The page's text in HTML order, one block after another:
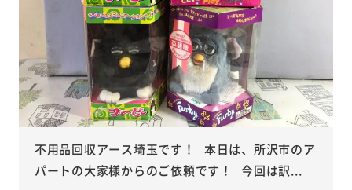
不用品回収アース埼玉です！ 本日は、所沢市のア
パートの大家様からのご依頼です！ 今回は訳...